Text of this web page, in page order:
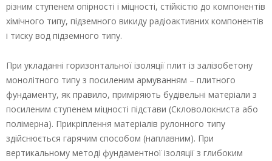
різним ступенем опірності і міцності, стійкістю до компонентів
хімічного типу, підземного викиду радіоактивних компонентів
і тиску вод підземного типу.
При укладанні горизонтальної ізоляції плит із залізобетону
монолітного типу з посиленим армуванням – плитного
фундаменту, як правило, приміряють будівельні матеріали з
посиленим ступенем міцності підстави (Скловолокниста або
полімерна). Прикріплення матеріалів рулонного типу
здійснюється гарячим способом (наплавним). При
вертикальному методі фундаментної ізоляції з глибоким